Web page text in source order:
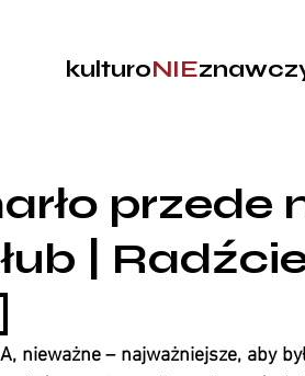
kulturoNIE
przede
|
nieważne – najważniejsze, aby